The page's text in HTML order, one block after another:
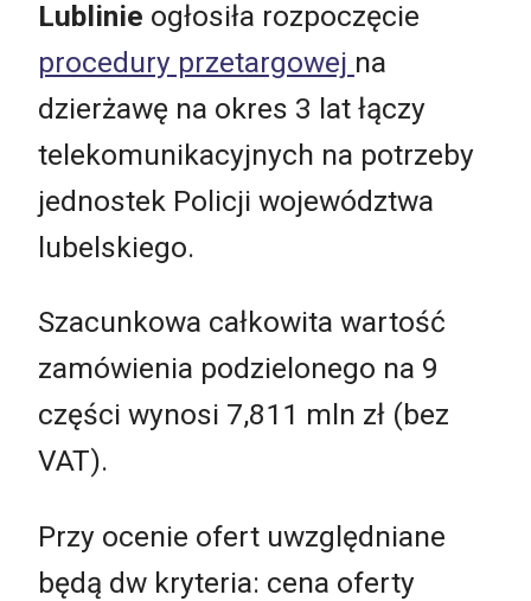
Lublinie ogłosiła rozpoczęcie
procedury przetargowej na
dzierżawę na okres 3 lat łączy
telekomunikacyjnych na potrzeby
jednostek Policji województwa
lubelskiego.
Szacunkowa całkowita wartość
zamówienia podzielonego na 9
części wynosi 7,811 mln zł (bez
VAT).
Przy ocenie ofert uwzględniane
będą dw kryteria: cena oferty